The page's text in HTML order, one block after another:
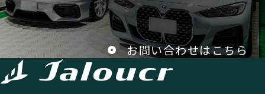
お問い合わせはこちら